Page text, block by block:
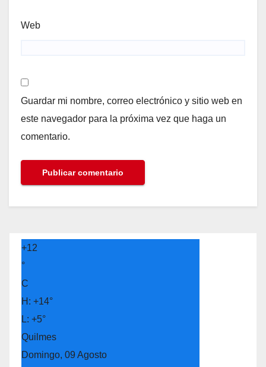
Web
Guardar mi nombre, correo electrónico y sitio web en
este navegador para la próxima vez que haga un
comentario.
+12
°
C
H: +14°
L: +5°
Quilmes
Domingo, 09 Agosto